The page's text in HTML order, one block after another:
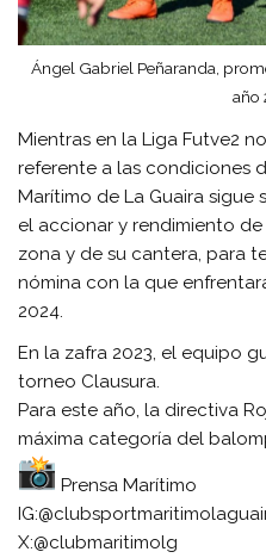
Ángel Gabriel Peñaranda,
año
Mientras en la Liga Futve2
referente a las condiciones
Marítimo de La Guaira
el accionar y rendimiento
zona y de su cantera, para
nómina con la que
2024.
En la zafra 2023, el equipo
torneo Clausura.
Para este año, la directiva
máxima categoría del
Prensa Marítimo
X:@clubmaritimolg